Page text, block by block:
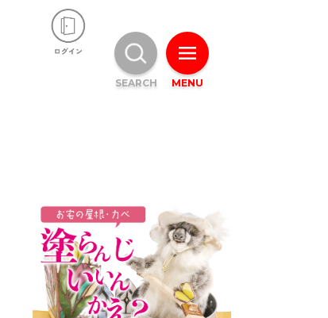
MENU
SEARCH